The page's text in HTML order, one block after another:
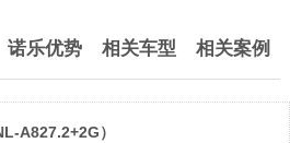
诺乐优势 相关车型 相关案例
A827.2+2G）